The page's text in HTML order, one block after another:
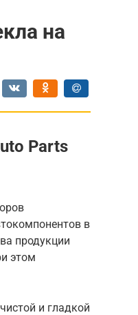
на
Parts
в
продукции
этом
и гладкой